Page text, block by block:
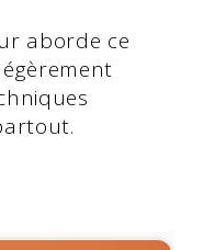
aborde ce